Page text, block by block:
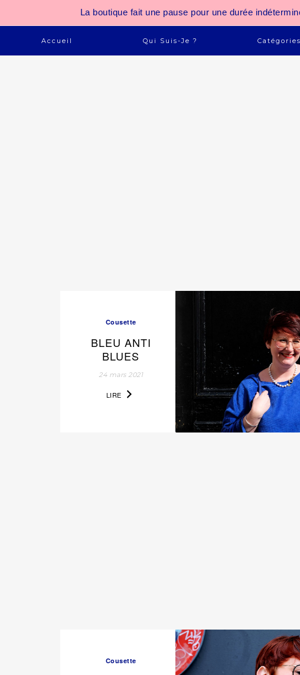
La boutique fait une pause pour une durée
Accueil Qui Suis-Je ? Catégories
Cousette
BLEU ANTI
BLUES
24 mars 2021
LIRE
Cousette